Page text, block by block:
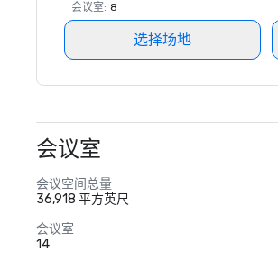
会议室: 8
选择场地
会议室
会议空间总量
36,918 平方英尺
会议室
14